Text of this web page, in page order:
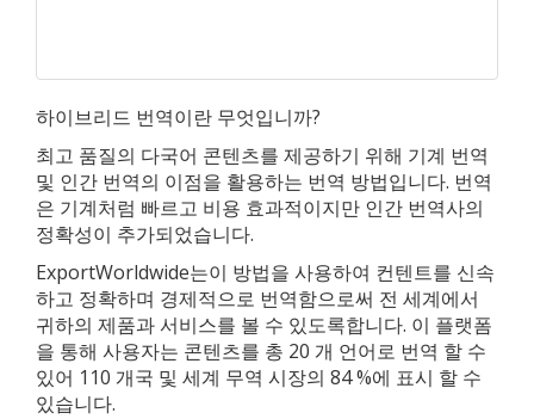
하이브리드 번역이란 무엇입니까?
최고 품질의 다국어 콘텐츠를 제공하기 위해 기계 번역
및 인간 번역의 이점을 활용하는 번역 방법입니다. 번역
은 기계처럼 빠르고 비용 효과적이지만 인간 번역사의
정확성이 추가되었습니다.
ExportWorldwide는이 방법을 사용하여 컨텐트를 신속
하고 정확하며 경제적으로 번역함으로써 전 세계에서
귀하의 제품과 서비스를 볼 수 있도록합니다. 이 플랫폼
을 통해 사용자는 콘텐츠를 총 20 개 언어로 번역 할 수
있어 110 개국 및 세계 무역 시장의 84 %에 표시 할 수
있습니다.